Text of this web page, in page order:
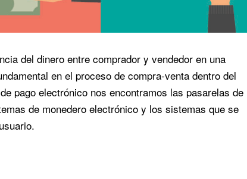
del dinero entre comprador y vendedor en una
en el proceso de compra-venta dentro del
pago electrónico nos encontramos las pasarelas de
de monedero electrónico y los sistemas que se